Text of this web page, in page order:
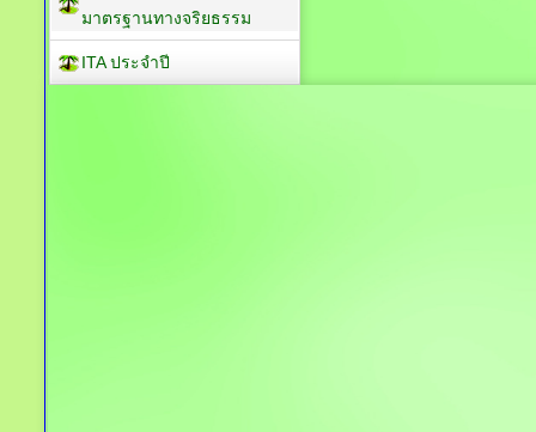
มาตรฐานทางจริยธรรม
ITA ประจำปี